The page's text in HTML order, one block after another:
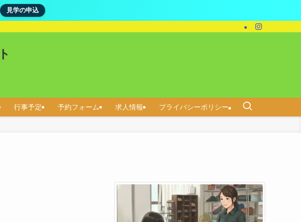
見学の申込
行事予定 予約フォーム 求人情報 プライバシーポリシー